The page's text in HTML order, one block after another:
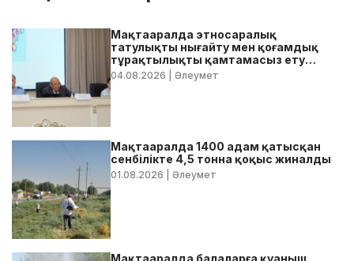
Мақтааралда этносаралық
татулықты нығайту мен қоғамдық
тұрақтылықты қамтамасыз ету
бойынша жедел кеңес өтті
04.08.2026 | Әлеумет
Мақтааралда 1400 адам қатысқан
сенбілікте 4,5 тонна қоқыс жиналды
01.08.2026 | Әлеумет